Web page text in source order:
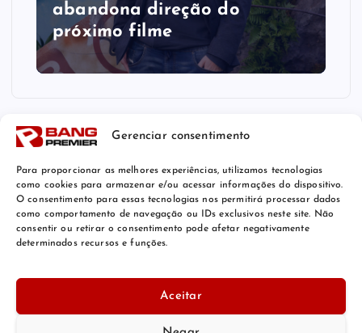
Gerenciar consentimento
Para proporcionar as melhores experiências, utilizamos tecnologias
como cookies para armazenar e/ou acessar informações do dispositivo.
O consentimento para essas tecnologias nos permitirá processar dados
como comportamento de navegação ou IDs exclusivos neste site. Não
consentir ou retirar o consentimento pode afetar negativamente
determinados recursos e funções.
Aceitar
abandona direção do
próximo filme